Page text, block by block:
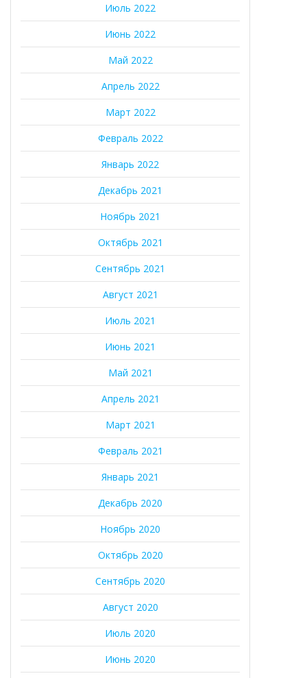
Июль 2022
Июнь 2022
Май 2022
Апрель 2022
Март 2022
Февраль 2022
Январь 2022
Декабрь 2021
Ноябрь 2021
Октябрь 2021
Сентябрь 2021
Август 2021
Июль 2021
Июнь 2021
Май 2021
Апрель 2021
Март 2021
Февраль 2021
Январь 2021
Декабрь 2020
Ноябрь 2020
Октябрь 2020
Сентябрь 2020
Август 2020
Июль 2020
Июнь 2020